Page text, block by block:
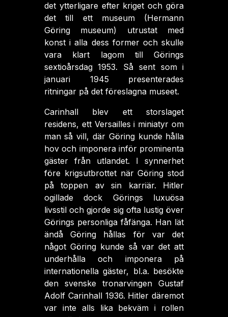
det ytterligare efter kriget och göra
det till ett museum (Hermann
Göring museum) utrustat med
konst i alla dess former och skulle
vara klart lagom till Görings
sextioårsdag 1953. Så sent som i
januari 1945 presenterades
ritningar på det föreslagna museet.
Carinhall blev ett storslaget
residens, ett Versailles i miniatyr om
man så vill, där Göring kunde hålla
hov och imponera inför prominenta
gäster från utlandet. I synnerhet
före krigsutbrottet när Göring stod
på toppen av sin karriär. Hitler
ogillade dock Görings luxuösa
livsstil och gjorde sig ofta lustig över
Görings personliga fåfänga. Han lät
ändå Göring hållas för var det
något Göring kunde så var det att
underhålla och imponera på
internationella gäster, bl.a. besökte
den svenske tronarvingen Gustaf
Adolf Carinhall 1936. Hitler däremot
var inte alls lika bekväm i rollen